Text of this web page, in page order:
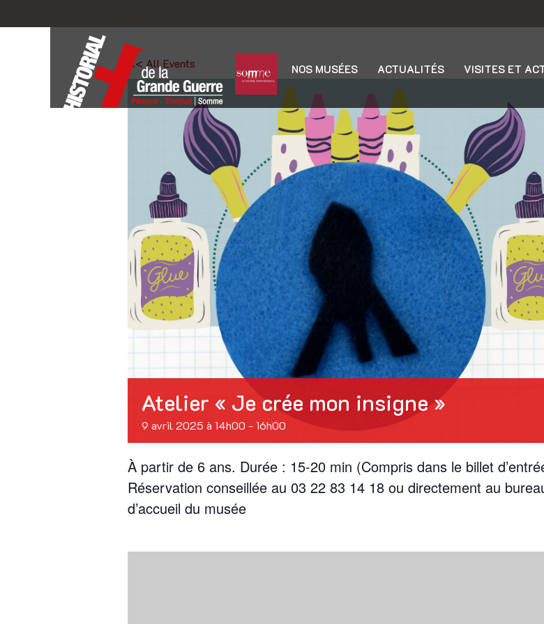
NOS MUSÉES ACTUALITÉS VISITES ET
<< All Events
Atelier « Je crée mon insigne »
9 avril 2025 à 14h00 -16h00
À partir de 6 ans. Durée : 15-20 min (Compris dans le billet
Réservation conseillée au 03 22 83 14 18 ou directement au
d’accueil du musée